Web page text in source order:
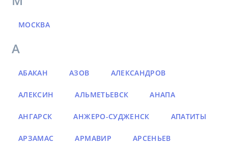
МОСКВА
А
АБАКАН АЗОВ АЛЕКСАНДРОВ
АЛЕКСИН АЛЬМЕТЬЕВСК АНАПА
АНГАРСК АНЖЕРО-СУДЖЕНСК АПАТИТЫ
АРЗАМАС АРМАВИР АРСЕНЬЕВ